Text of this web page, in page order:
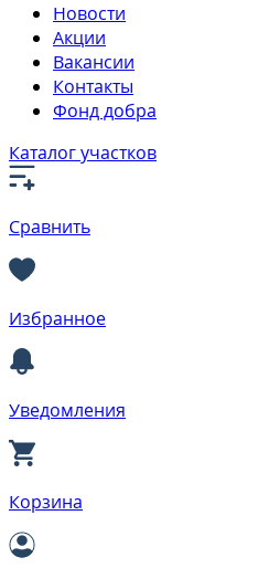
Новости
Акции
Вакансии
Контакты
Фонд добра
Каталог участков
Сравнить
Избранное
Уведомления
Корзина